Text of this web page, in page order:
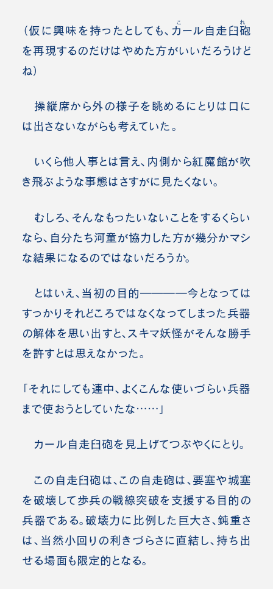
（仮に興味を持ったとしても、 カール自走臼砲
これ
を再現するのだけはやめた方がいいだろうけど
ね）
操縦席から外の様子を眺めるにとりは口に
は出さないながらも考えていた。
いくら他人事とは言え、内側から紅魔館が吹
き飛ぶような事態はさすがに見たくない。
むしろ、そんなもったいないことをするくらい
なら、自分たち河童が協力した方が幾分かマシ
な結果になるのではないだろうか。
とはいえ、当初の目的――――今となっては
すっかりそれどころではなくなってしまった兵器
の解体を思い出すと、スキマ妖怪がそんな勝手
を許すとは思えなかった。
「それにしても連中、よくこんな使いづらい兵器
まで使おうとしていたな……」
カール自走臼砲を見上げてつぶやくにとり。
この自走臼砲は、この自走砲は、要塞や城塞
を破壊して歩兵の戦線突破を支援する目的の
兵器である。破壊力に比例した巨大さ、鈍重さ
は、当然小回りの利きづらさに直結し、持ち出
せる場面も限定的となる。